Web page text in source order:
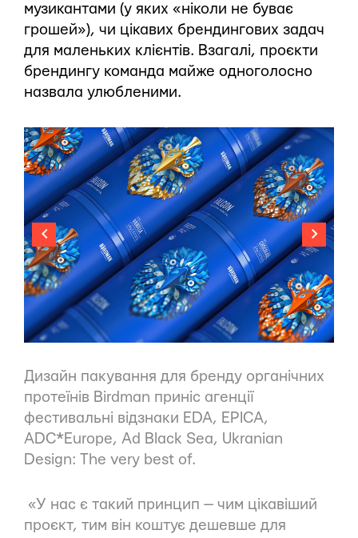
музикантами (у яких «ніколи не буває
грошей»), чи цікавих брендингових задач
для маленьких клієнтів. Взагалі, проєкти
брендингу команда майже одноголосно
назвала улюбленими.
Дизайн пакування для бренду органічних
протеїнів Birdman приніс агенції
фестивальні відзнаки EDA, EPICA,
ADC*Europe, Ad Black Sea, Ukranian
Design: The very best of.
«У нас є такий принцип — чим цікавіший
проєкт, тим він коштує дешевше для